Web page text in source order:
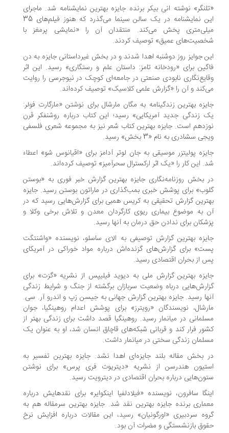
نوشته انی بیکر برنده جایزه بهترین نمایشنامه شد. ماجرای
این نمایشنامه در یک سالن سینما می‌گذرد که هنوز فیلم‌های 35
پخش می‌کند. منتقدان آن را «نمایشی پرمغز با
عمیق» توصیف کردند.
جوایز روز دوشنبه اهدا شدند و در بخش غیرداستانی جایزه به دن
برای «رودخانه تامز: داستان علم و رستگاری» رسید. این اثر
نابودی صنعتی در جامعه‌ای کوچک در نیوجرسی را روایت
و آن را «گزارش علمی کلاسیک» توصیف کرده‌اند.
بهترین زندگینامه به مگان مارشال برای نوشتن «مارگارت فولر:
زندگی جدید آمریکایی» رسید؛ این کتاب درباره روشنفکر قرن
است. جایزه بهترین کتاب شعر نیز به مجموعه شعری فلسفی
سشادری به نام «3 بخش» رسید.
پولیتزر موسیقی به جان لوتر آدامز برای «اقیانوس شو» اعطاء
این کار را «یک اثر ارکسترال سحرآمیز» توصیف کرده‌اند.
بخش روزنامه‌نگاری جایزه بهترین گزارش خبر فوری به «بوستن
برای پوشش خبری بمب‌گذاری در ماراتون بوستن رسید. جایزه
گزارش تحقیقی به کریس همبی برای گزارش‌هایی رسید که در
به موضوع بیماری ریوی کارگردان معدن و تلاش برخی وکلا و
برای ندادن حق درمان به آنها رسید.
بهترین گزارش توصیفی به الای ساسلو، نویسنده «واشنتگت
برای گزارش‌های گزنده‌اش درباره مواد خوراکی در آمریکای
از بحران اقتصادی رسید.
بهترین گزارش ملی به دیوید فیلیپس از نشریه «گزت» برای
درباه وضعیت سربازان برگشته از جنگ و شرایط زندگی
رسید. جایزه بهترین گزارش جهانی به جیسن زپ و اندرو آر. سی.
نویسندگان «رویترز» برای پوشش اعدام روهینگیا، جوان
در میانمار رسید. روهینگیا قصد داشت برای زندگی بهتر از
فرار کند و قربانی شبکه‌های قاچاق انسان شد، او به عنوان یک
زندگی سختی در میانمار داشت.
بخش مقاله بلند جایزه‌ای اهدا نشد. جایزه بهترین تفسیر به
هندرسن از نشریه «دیتریوت فری پرس» برای نوشتن
درباره بحران اقتصادی در دیترویت رسید.
سافرون، نویسنده «فیلادلفیا اینکوایر» برای نقدهایش درباره
برنده جایزه بهترین نقد شد. جایزه بهترین سرمقاله هم به
سردبیری «اورگونیان» رسید، این مقالات درباره افزایش نرخ
بازنشستگی و مضرات آن بود.